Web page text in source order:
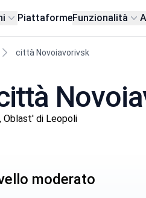
PiattaformeFunzionalità
città Novoiavorivsk
Oblast' di Leopoli
moderato